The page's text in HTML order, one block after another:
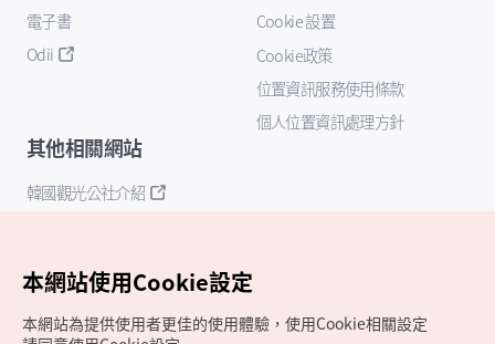
電子書
Odii
Cookie 設置
Cookie政策
位置資訊服務使用條款
個人位置資訊處理方針
其他相關網站
韓國觀光公社介紹
本網站使用Cookie設定
本網站為提供使用者更佳的使用體驗，使用Cookie相關設定